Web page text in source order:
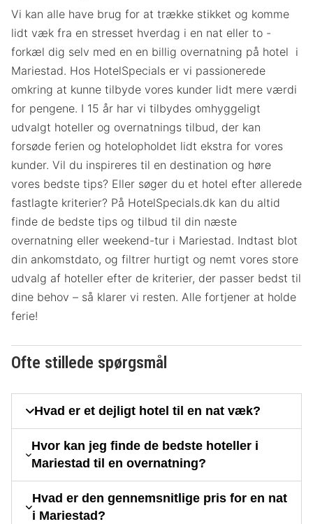
Vi kan alle have brug for at trække stikket og komme
lidt væk fra en stresset hverdag i en nat eller to -
forkæl dig selv med en en billig overnatning på hotel i
Mariestad. Hos HotelSpecials er vi passionerede
omkring at kunne tilbyde vores kunder lidt mere værdi
for pengene. I 15 år har vi tilbydes omhyggeligt
udvalgt hoteller og overnatnings tilbud, der kan
forsøde ferien og hotelopholdet lidt ekstra for vores
kunder. Vil du inspireres til en destination og høre
vores bedste tips? Eller søger du et hotel efter allerede
fastlagte kriterier? På HotelSpecials.dk kan du altid
finde de bedste tips og tilbud til din næste
overnatning eller weekend-tur i Mariestad. Indtast blot
din ankomstdato, og filtrer hurtigt og nemt vores store
udvalg af hoteller efter de kriterier, der passer bedst til
dine behov – så klarer vi resten. Alle fortjener at holde
ferie!
Ofte stillede spørgsmål
Hvad er et dejligt hotel til en nat væk?
Hvor kan jeg finde de bedste hoteller i
Mariestad til en overnatning?
Hvad er den gennemsnitlige pris for en nat
i Mariestad?